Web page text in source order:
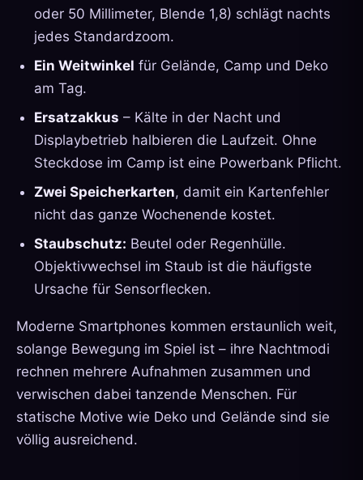
oder 50 Millimeter, Blende 1,8) schlägt nachts
jedes Standardzoom.
Ein Weitwinkel für Gelände, Camp und Deko
am Tag.
Ersatzakkus – Kälte in der Nacht und
Displaybetrieb halbieren die Laufzeit. Ohne
Steckdose im Camp ist eine Powerbank Pflicht.
Zwei Speicherkarten, damit ein Kartenfehler
nicht das ganze Wochenende kostet.
Staubschutz: Beutel oder Regenhülle.
Objektivwechsel im Staub ist die häufigste
Ursache für Sensorflecken.
Moderne Smartphones kommen erstaunlich weit,
solange Bewegung im Spiel ist – ihre Nachtmodi
rechnen mehrere Aufnahmen zusammen und
verwischen dabei tanzende Menschen. Für
statische Motive wie Deko und Gelände sind sie
völlig ausreichend.